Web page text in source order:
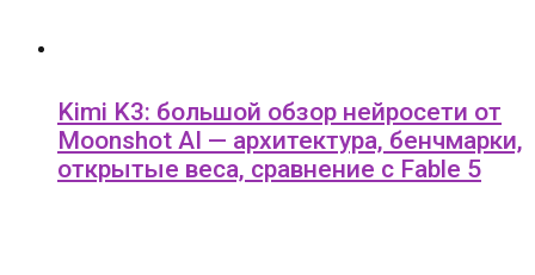
Kimi K3: большой обзор нейросети от
Moonshot AI — архитектура, бенчмарки,
открытые веса, сравнение с Fable 5